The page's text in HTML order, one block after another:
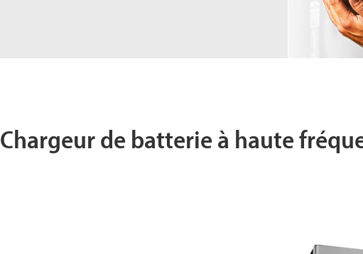
Chargeur de batterie à haute